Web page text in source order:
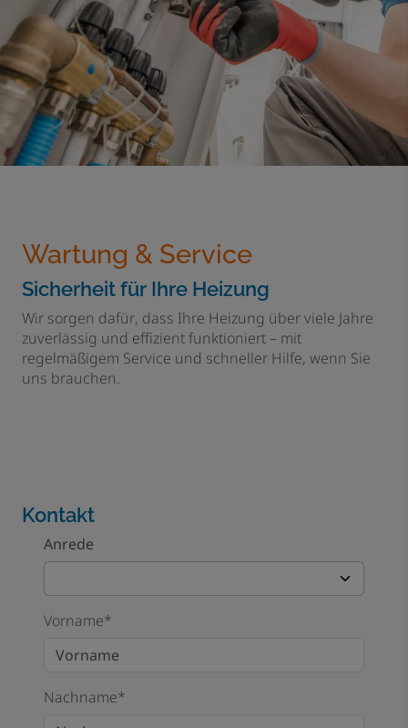
Wartung & Service
Sicherheit für Ihre Heizung
Wir sorgen dafür, dass Ihre Heizung über viele Jahre
zuverlässig und effizient funktioniert – mit
regelmäßigem Service und schneller Hilfe, wenn Sie
uns brauchen.
Kontakt
Anrede
Vorname*
Nachname*